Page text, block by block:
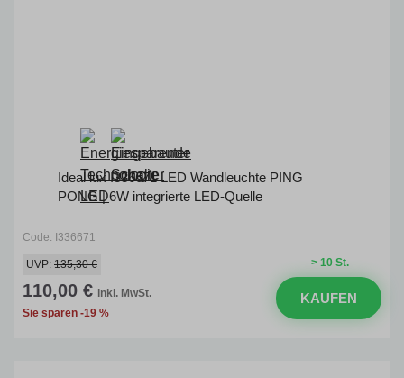
Ideal lux I336671 LED Wandleuchte PING
PONG | 6W integrierte LED-Quelle
Code: I336671
> 10 St.
UVP: 135,30 €
110,00 € inkl. MwSt.
Sie sparen -19 %
KAUFEN